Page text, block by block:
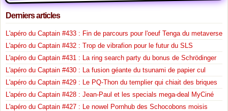
Derniers articles
L'apéro du Captain #433 : Fin de parcours pour l'oeuf Tenga du metaverse
L'apéro du Captain #432 : Trop de vibrafion pour le futur du SLS
L'apéro du Captain #431 : La ring search party du bonus de Schrödinger
L'apéro du Captain #430 : La fusion géante du tsunami de papier cul
L'apéro du Captain #429 : Le PQ-Thon du templier qui chiait des briques
L'apéro du Captain #428 : Jean-Paul et les specials mega-deal MyCiné
L'apéro du Captain #427 : Le nowel Pornhub des Schocobons moisis